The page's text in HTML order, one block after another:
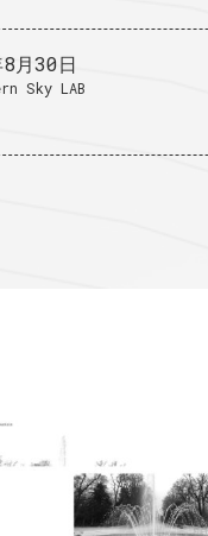
月30日
Sky LAB